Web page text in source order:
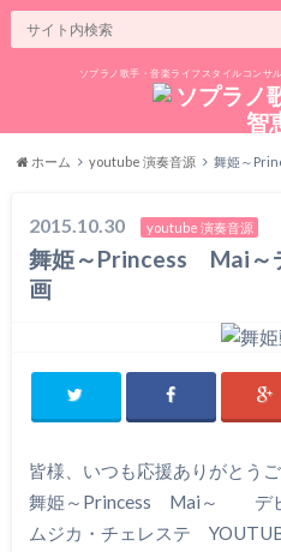
ソプラノ歌手・音楽ライフスタイルコンサ
ホーム youtube 演奏音源 舞姫～
2015.10.30 youtube 演奏音源
舞姫～Princess Mai～
画
皆様、いつも応援ありがとうご
舞姫～Princess Mai～ デビ
ムジカ・チェレステ